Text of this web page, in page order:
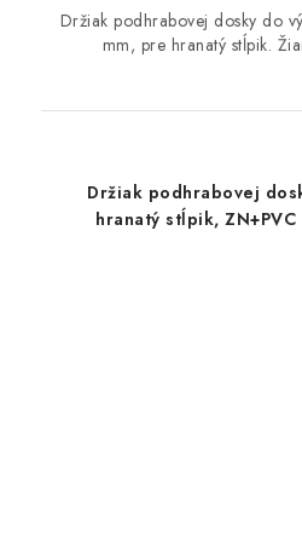
Držiak podhrabovej dosky do
mm, pre hranatý stĺpik.
Držiak podhrabovej
hranatý stĺpik,